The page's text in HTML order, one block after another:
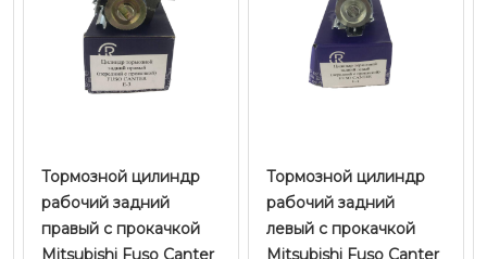
Тормозной цилиндр
рабочий задний
правый с прокачкой
Mitsubishi Fuso Canter
Тормозной цилиндр
рабочий задний
левый с прокачкой
Mitsubishi Fuso Canter